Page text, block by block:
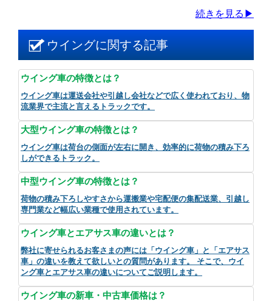
続きを見る▶
ウイングに関する記事
ウイング車の特徴とは？
ウイング車は運送会社や引越し会社などで広く使われており、物
流業界で主流と言えるトラックです。
大型ウイング車の特徴とは？
ウイング車は荷台の側面が左右に開き、効率的に荷物の積み下ろ
しができるトラック。
中型ウイング車の特徴とは？
荷物の積み下ろしやすさから運搬業や宅配便の集配送業、引越し
専門業など幅広い業種で使用されています。
ウイング車とエアサス車の違いとは？
弊社に寄せられるお客さまの声には「ウイング車」と「エアサス
車」の違いを教えて欲しいとの質問があります。 そこで、ウイ
ング車とエアサス車の違いについてご説明します。
ウイング車の新車・中古車価格は？